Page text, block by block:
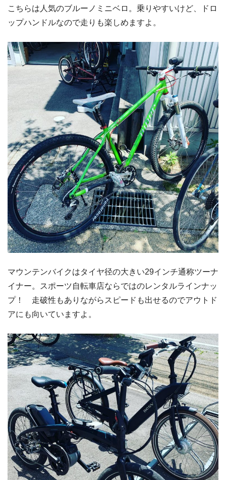
こちらは人気のブルーノミニベロ。乗りやすいけど、ドロ
ップハンドルなので走りも楽しめますよ。
マウンテンバイクはタイヤ径の大きい29インチ通称ツーナ
イナー。スポーツ自転車店ならではのレンタルラインナッ
プ！ 走破性もありながらスピードも出せるのでアウトド
アにも向いていますよ。